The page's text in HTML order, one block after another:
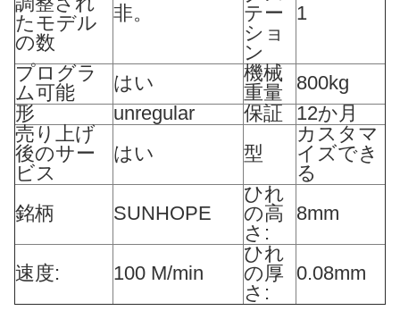
たモデル
の数
非。
テー
ショ
ン
1
プログラ
ム可能
はい
機械
重量
800kg
形
unregular 保証
12か月
売り上げ
後のサー
ビス
はい 型
カスタマ
イズでき
る
銘柄
SUNHOPE
ひれ
の高
さ:
8mm
速度: 100 M/min
ひれ
の厚
さ:
0.08mm